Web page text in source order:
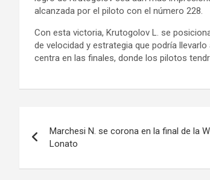
alcanzada por el piloto con el número 228.
Con esta victoria, Krutogolov L. se
de velocidad y estrategia que podría
centra en las finales, donde los pilotos
de
entradas
Marchesi N. se corona en la final de la
Lonato